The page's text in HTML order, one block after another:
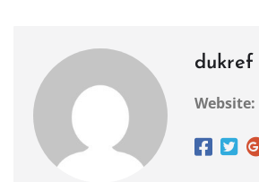
dukref
Website: